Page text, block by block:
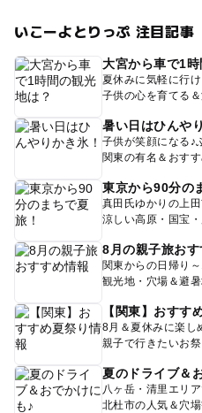
いこーよとりっぷ 注目記事
大宮から車で1
夏休みに気軽に行
子供の心を育てる
暑い日はひんや
子供が笑顔になる♪
関東の有名＆おす
東京から90分の
真田氏ゆかりの上
涼しい高原・国宝
8月の親子旅おす
関東からの日帰り
観光地・穴場＆避
【関東】おすす
8月＆夏休みに楽し
親子で行きたいお
夏のドライブ＆
八ヶ岳・清里エリ
北杜市の人気＆穴